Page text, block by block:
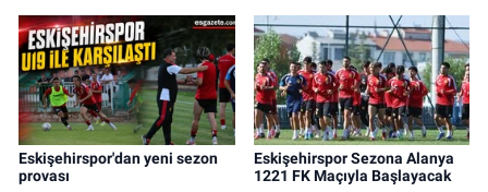
Eskişehirspor'dan yeni sezon
provası
Eskişehirspor Sezona Alanya
1221 FK Maçıyla Başlayacak